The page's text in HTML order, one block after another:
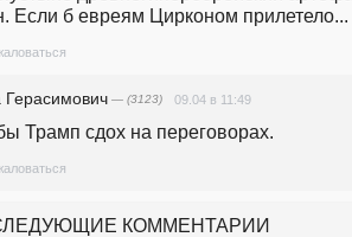
Если б евреям Цирконом прилетело...
— (3123) 09.04 в 11:49
Трамп сдох на переговорах.
КОММЕНТАРИИ